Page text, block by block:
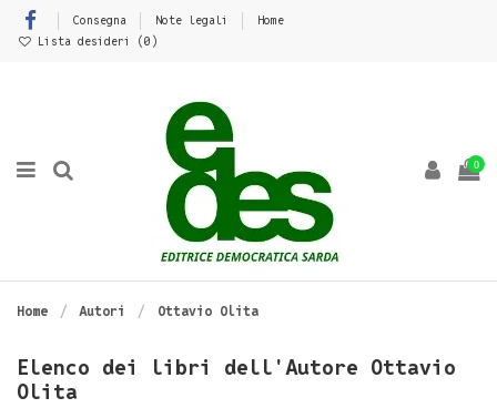
Consegna Note legali
Home
Lista desideri (0 )
0
Home Autori Ottavio Olita
Elenco dei libri dell'Autore Ottavio
Olita